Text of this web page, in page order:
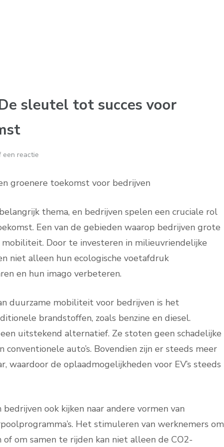
sleutel tot succes voor
een reactie
groenere toekomst voor bedrijven
thema, en bedrijven spelen een cruciale rol
Een van de gebieden waarop bedrijven grote
Door te investeren in milieuvriendelijke
niet alleen hun ecologische voetafdruk
en hun imago verbeteren.
duurzame mobiliteit voor bedrijven is het
brandstoffen, zoals benzine en diesel.
uitstekend alternatief. Ze stoten geen schadelijke
auto’s. Bovendien zijn er steeds meer
waardoor de oplaadmogelijkheden voor EV’s steeds
ook kijken naar andere vormen van
Het stimuleren van werknemers om
om samen te rijden kan niet alleen de CO2-